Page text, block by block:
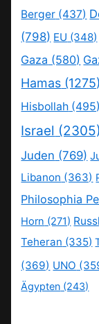
Berger (437)
(798) EU (348)
Gaza (580)
Hamas (1275)
Hisbollah (495)
Israel (2305)
Juden (769)
Libanon (363)
Philosophia
Horn (271)
Teheran (335)
(369) UNO
Ägypten (243)